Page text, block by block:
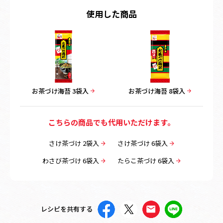
使用した商品
お茶づけ海苔 3袋入 お茶づけ海苔 8袋入
こちらの商品でも代用いただけます。
さけ茶づけ 2袋入
さけ茶づけ 6袋入
わさび茶づけ 6袋入
たらこ茶づけ 6袋入
レシピを共有する